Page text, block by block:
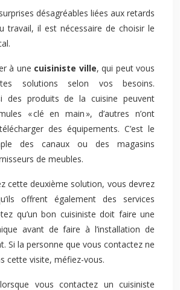
désagréables liées aux retards
travail, il est nécessaire de choisir le
à une cuisiniste ville, qui peut vous
solutions selon vos besoins.
des produits de la cuisine peuvent
« clé en main », d’autres n’ont
des équipements. C’est le
des canaux ou des magasins
de meubles.
cette deuxième solution, vous devrez
offrent également des services
qu’un bon cuisiniste doit faire une
avant de faire à l’installation de
Si la personne que vous contactez ne
cette visite, méfiez-vous.
vous contactez un cuisiniste